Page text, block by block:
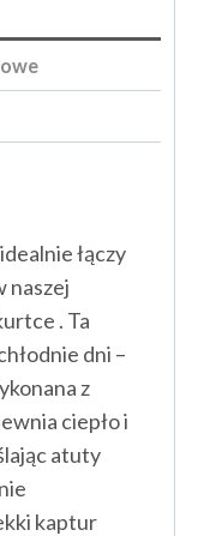
łączy
naszej
. Ta
dni –
z
ciepło i
atuty
kaptur